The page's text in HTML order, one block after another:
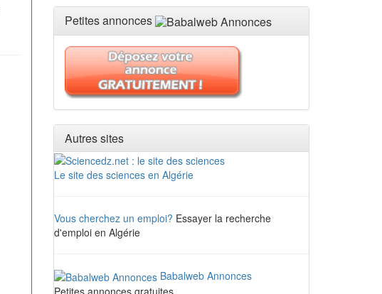
Petites annonces
Autres sites
Le site des sciences en Algérie
Vous cherchez un emploi? Essayer la recherche
d'emploi en Algérie
Babalweb Annonces